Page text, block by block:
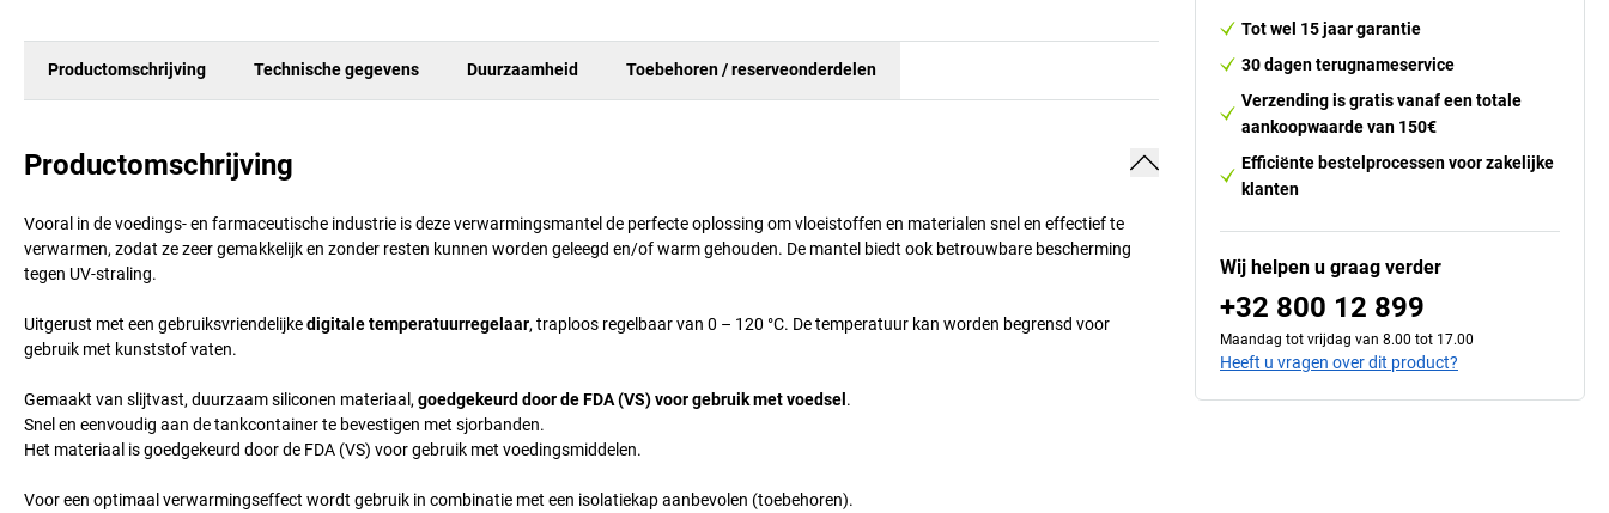
Productomschrijving Technische gegevens Duurzaamheid Toebehoren / reserveonderdelen
Productomschrijving
Vooral in de voedings- en farmaceutische industrie is deze verwarmingsmantel de perfecte oplossing om vloeistoffen en materialen snel en effectief te
verwarmen, zodat ze zeer gemakkelijk en zonder resten kunnen worden geleegd en/of warm gehouden. De mantel biedt ook betrouwbare bescherming
tegen UV-straling.
Uitgerust met een gebruiksvriendelijkedigitale temperatuurregelaar, traploos regelbaar van 0 – 120 °C. De temperatuur kan worden begrensd voor
gebruik met kunststof vaten.
Gemaakt van slijtvast, duurzaam siliconen materiaal, goedgekeurd door de FDA (VS) voor gebruik met voedsel .
Snel en eenvoudig aan de tankcontainer te bevestigen met sjorbanden.
Het materiaal is goedgekeurd door de FDA (VS) voor gebruik met voedingsmiddelen.
Voor een optimaal verwarmingseffect wordt gebruik in combinatie met een isolatiekap aanbevolen (toebehoren).
Tot wel 15 jaar garantie
30 dagen terugnameservice
Verzending is gratis vanaf een totale
aankoopwaarde van 150€
Efficiënte bestelprocessen voor zakelijke
klanten
Wij helpen u graag verder
+32 800 12 899
Maandag tot vrijdag van 8.00 tot 17.00
Heeft u vragen over dit product?